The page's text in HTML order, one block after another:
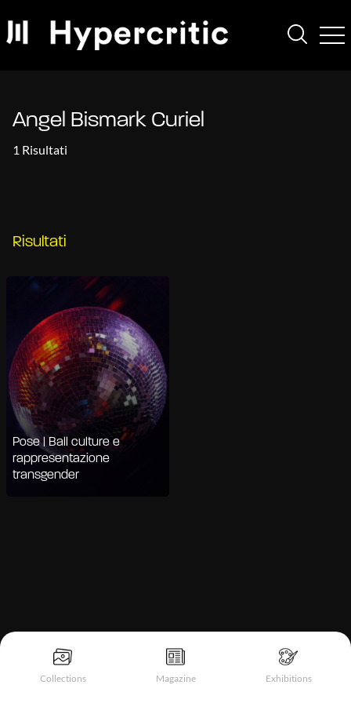
Collections Magazine Exhibitions
Angel Bismark Curiel
1 Risultati
Risultati
Pose | Ball culture e
rappresentazione
transgender
Informativa sulla raccolta